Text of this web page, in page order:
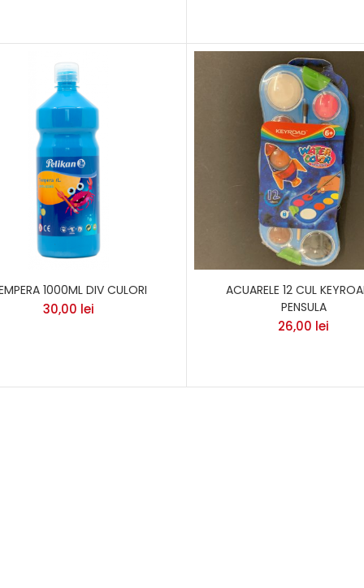
1000ML DIV CULORI
30,00 lei
ACUARELE 12 CUL
PENSULA
26,00 lei